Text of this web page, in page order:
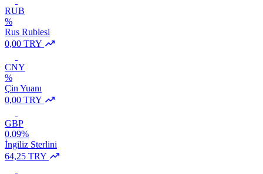
RUB
%
Rus Rublesi
0,00 TRY
CNY
%
Çin Yuanı
0,00 TRY
GBP
0.09%
İngiliz Sterlini
64,25 TRY